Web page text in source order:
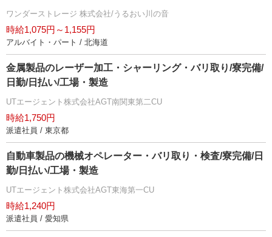
ワンダーストレージ 株式会社/うるおい川の音
時給1,075円～1,155円
アルバイト・パート / 北海道
金属製品のレーザー加工・シャーリング・バリ取り/寮完備/
日勤/日払い/工場・製造
UTエージェント株式会社AGT南関東第二CU
時給1,750円
派遣社員 / 東京都
自動車製品の機械オペレーター・バリ取り・検査/寮完備/日
勤/日払い/工場・製造
UTエージェント株式会社AGT東海第一CU
時給1,240円
派遣社員 / 愛知県